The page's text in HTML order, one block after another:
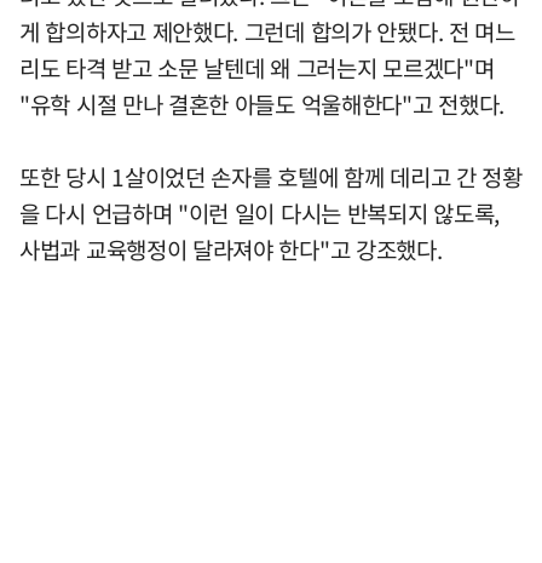
게 합의하자고 제안했다. 그런데 합의가 안됐다. 전 며느
리도 타격 받고 소문 날텐데 왜 그러는지 모르겠다"며
"유학 시절 만나 결혼한 아들도 억울해한다"고 전했다.
또한 당시 1살이었던 손자를 호텔에 함께 데리고 간 정황
을 다시 언급하며 "이런 일이 다시는 반복되지 않도록,
사법과 교육행정이 달라져야 한다"고 강조했다.